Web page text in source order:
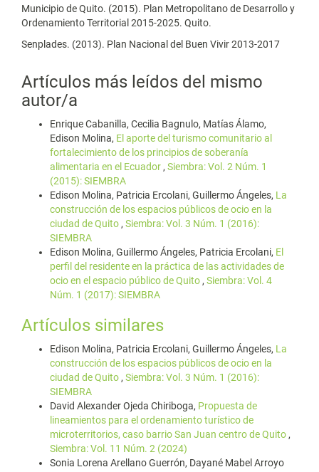
Municipio de Quito. (2015). Plan Metropolitano de Desarrollo y
Ordenamiento Territorial 2015-2025. Quito.
Senplades. (2013). Plan Nacional del Buen Vivir 2013-2017
Artículos más leídos del mismo
autor/a
Enrique Cabanilla, Cecilia Bagnulo, Matías Álamo,
Edison Molina, El aporte del turismo comunitario al
fortalecimiento de los principios de soberanía
alimentaria en el Ecuador , Siembra: Vol. 2 Núm. 1
(2015): SIEMBRA
Edison Molina, Patricia Ercolani, Guillermo Ángeles, La
construcción de los espacios públicos de ocio en la
ciudad de Quito , Siembra: Vol. 3 Núm. 1 (2016):
SIEMBRA
Edison Molina, Guillermo Ángeles, Patricia Ercolani, El
perfil del residente en la práctica de las actividades de
ocio en el espacio público de Quito , Siembra: Vol. 4
Núm. 1 (2017): SIEMBRA
Artículos similares
Edison Molina, Patricia Ercolani, Guillermo Ángeles, La
construcción de los espacios públicos de ocio en la
ciudad de Quito , Siembra: Vol. 3 Núm. 1 (2016):
SIEMBRA
David Alexander Ojeda Chiriboga, Propuesta de
lineamientos para el ordenamiento turístico de
microterritorios, caso barrio San Juan centro de Quito ,
Siembra: Vol. 11 Núm. 2 (2024)
Sonia Lorena Arellano Guerrón, Dayané Mabel Arroyo